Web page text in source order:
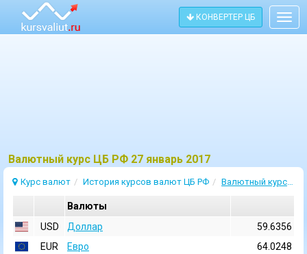
КОНВЕРТЕР ЦБ
Bалютный курс ЦБ РФ 27 январь 2017
Курс валют История курсов валют ЦБ РФ Валютный курс 27 Январь 2017
Валюты
USD
Доллар
59.6356
EUR
Евро
64.0248